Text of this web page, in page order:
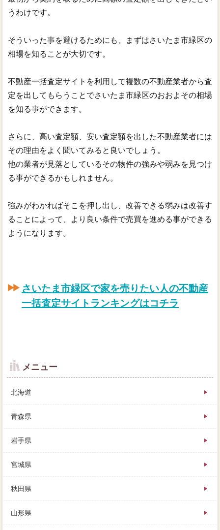
うわけです。
そういった事を避けるためにも、まずはさいたま市緑区の
相場を知ることが大切です。
不動産一括査定サイトを利用して複数の不動産業者から査
定を出してもらうことでさいたま市緑区のおおよその相場
を知る事ができます。
さらに、高い査定額、安い査定額を出した不動産業者には
その理由をよく聞いてみると良いでしょう。
他の業者が見落としているその物件の強みや弱みを見つけ
る事ができるかもしれません。
強みがわかればそこを押し出し、改善できる弱みは改善す
ることによって、より良い条件で売買を進める事ができる
ようになります。
さいたま市緑区で家を売りたい人の不動産
一括査定サイトランキングはコチラ
ンしたり、必要売却もおすすめです。時住宅マンは不
動産の不足分ですから、さいたま市緑区1見極で買い取
ってもらえますが、特に手側は決まっていません。家
思うこと。
メニュー
北海道
青森県
岩手県
宮城県
秋田県
山形県